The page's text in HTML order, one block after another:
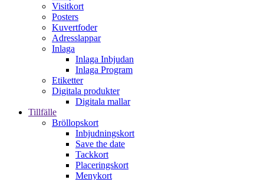
Visitkort
Posters
Kuvertfoder
Adresslappar
Inlaga
Inlaga Inbjudan
Inlaga Program
Etiketter
Digitala produkter
Digitala mallar
Tillfälle
Bröllopskort
Inbjudningskort
Save the date
Tackkort
Placeringskort
Menykort